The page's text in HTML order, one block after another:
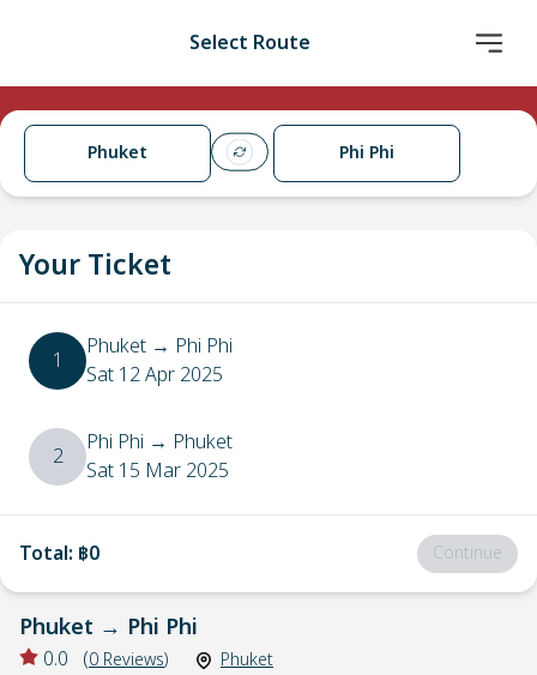
Select Route
Phuket Phi Phi
Your Ticket
1 Phuket → Phi Phi
Sat 12 Apr 2025
2 Phi Phi → Phuket
Sat 15 Mar 2025
Total: ฿0 Continue
Phuket → Phi Phi
0.0 (0 Reviews) Phuket